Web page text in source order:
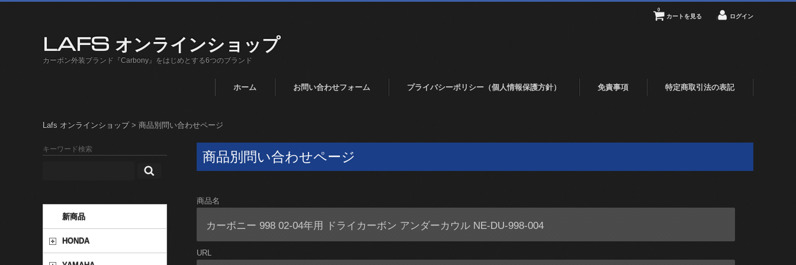
LAFS オンラインショップ
カーボン外装ブランド『Carbony』をはじめとする6つのブランド
カートを見る
0
ログイン
ホーム お問い合わせフォーム プライバシーポリシー（個人情報保護方針） 免責事項 特定商取引法の表記
Lafs オンラインショップ> 商品別問い合わせページ
商品別問い合わせページ
商品名
URL
キーワード検索
新商品
HONDA